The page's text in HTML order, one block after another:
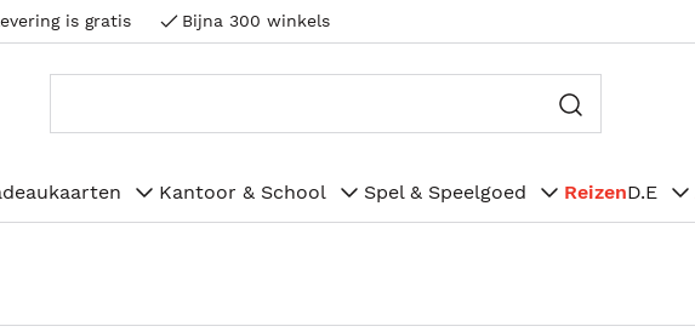
is gratis Bijna 300 winkels
Kantoor & School Spel & Speelgoed ReizenD.E